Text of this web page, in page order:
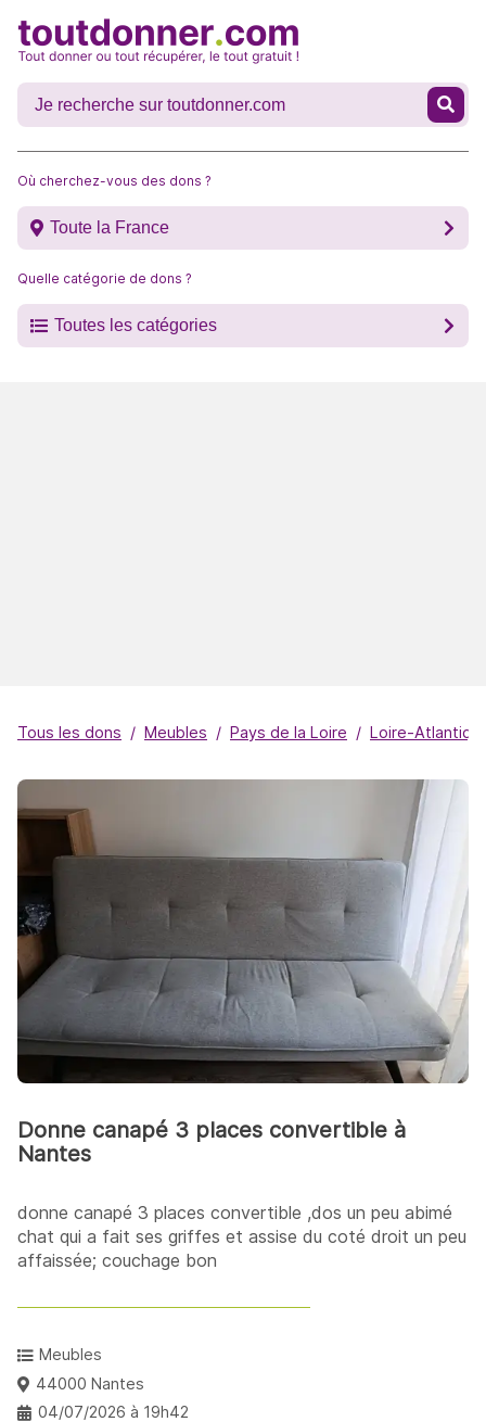
Où cherchez-vous des dons ?
Toute la France
Quelle catégorie de dons ?
Toutes les catégories
Tous les dons Meubles Pays de la Loire Loire-
Donne canapé 3 places convertible à
Nantes
donne canapé 3 places convertible ,dos un peu abimé
chat qui a fait ses griffes et assise du coté droit un peu
affaissée; couchage bon
Meubles
44000 Nantes
04/07/2026 à 19h42